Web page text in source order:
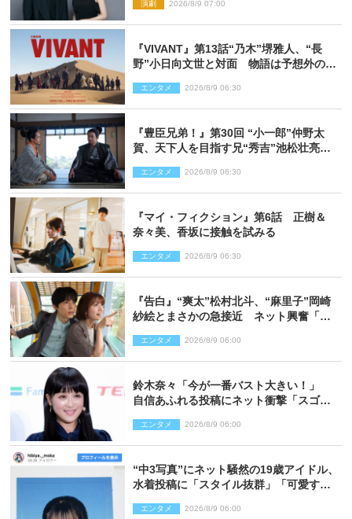
演劇 2026/8/9 07:00
『VIVANT』第13話“乃木”堺雅人、“長
野”小日向文世と対面 物語は予想外の展
エンタメ 2026/8/9 06:30
『豊臣兄弟！』第30回 “小一郎”仲野太
賀、天下人を目指す兄“秀吉”池松壮亮
エンタメ 2026/8/9 06:30
『マイ・フィクション』第6話 正樹＆
奈々美、香坂に接触を試みる
エンタメ 2026/8/9 06:30
『告白』“爽太”松村北斗、“麻里子”岡崎
紗絵とまさかの急接近 ネット興奮「そ
り）
エンタメ 2026/8/9 06:00
鈴木奈々「今が一番バスト大きい！」
自信あふれる投稿にネット衝撃「スゴ
エンタメ 2026/8/9 06:00
“中3写真”にネット騒然の19歳アイドル、
水着投稿に「スタイル抜群」「可愛すぎ
エンタメ 2026/8/9 06:00